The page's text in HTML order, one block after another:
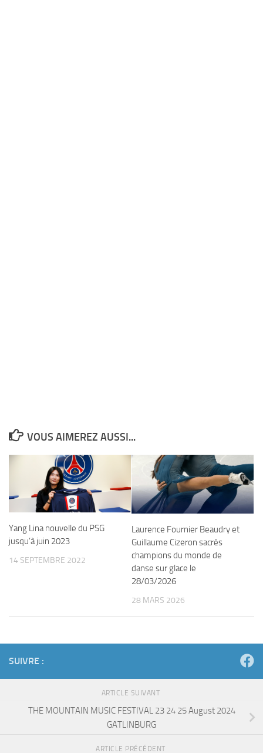
VOUS AIMEREZ AUSSI...
Yang Lina nouvelle du PSG
jusqu’à juin 2023
14 SEPTEMBRE 2022
Laurence Fournier Beaudry et
Guillaume Cizeron sacrés
champions du monde de
danse sur glace le
28/03/2026
28 MARS 2026
SUIVRE :
ARTICLE SUIVANT
THE MOUNTAIN MUSIC FESTIVAL 23 24 25 August 2024
GATLINBURG
ARTICLE PRÉCÉDENT